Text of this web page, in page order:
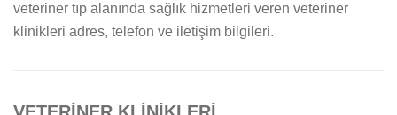
veteriner tıp alanında sağlık hizmetleri veren veteriner
klinikleri adres, telefon ve iletişim bilgileri.